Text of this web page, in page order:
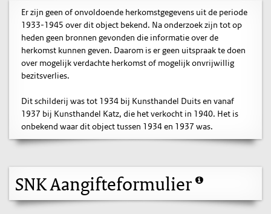
Er zijn geen of onvoldoende herkomstgegevens uit de periode
1933-1945 over dit object bekend. Na onderzoek zijn tot op
heden geen bronnen gevonden die informatie over de
herkomst kunnen geven. Daarom is er geen uitspraak te doen
over mogelijk verdachte herkomst of mogelijk onvrijwillig
bezitsverlies.
Dit schilderij was tot 1934 bij Kunsthandel Duits en vanaf
1937 bij Kunsthandel Katz, die het verkocht in 1940. Het is
onbekend waar dit object tussen 1934 en 1937 was.
SNK Aangifteformulier